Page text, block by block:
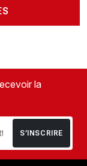
la
S’INSCRIRE